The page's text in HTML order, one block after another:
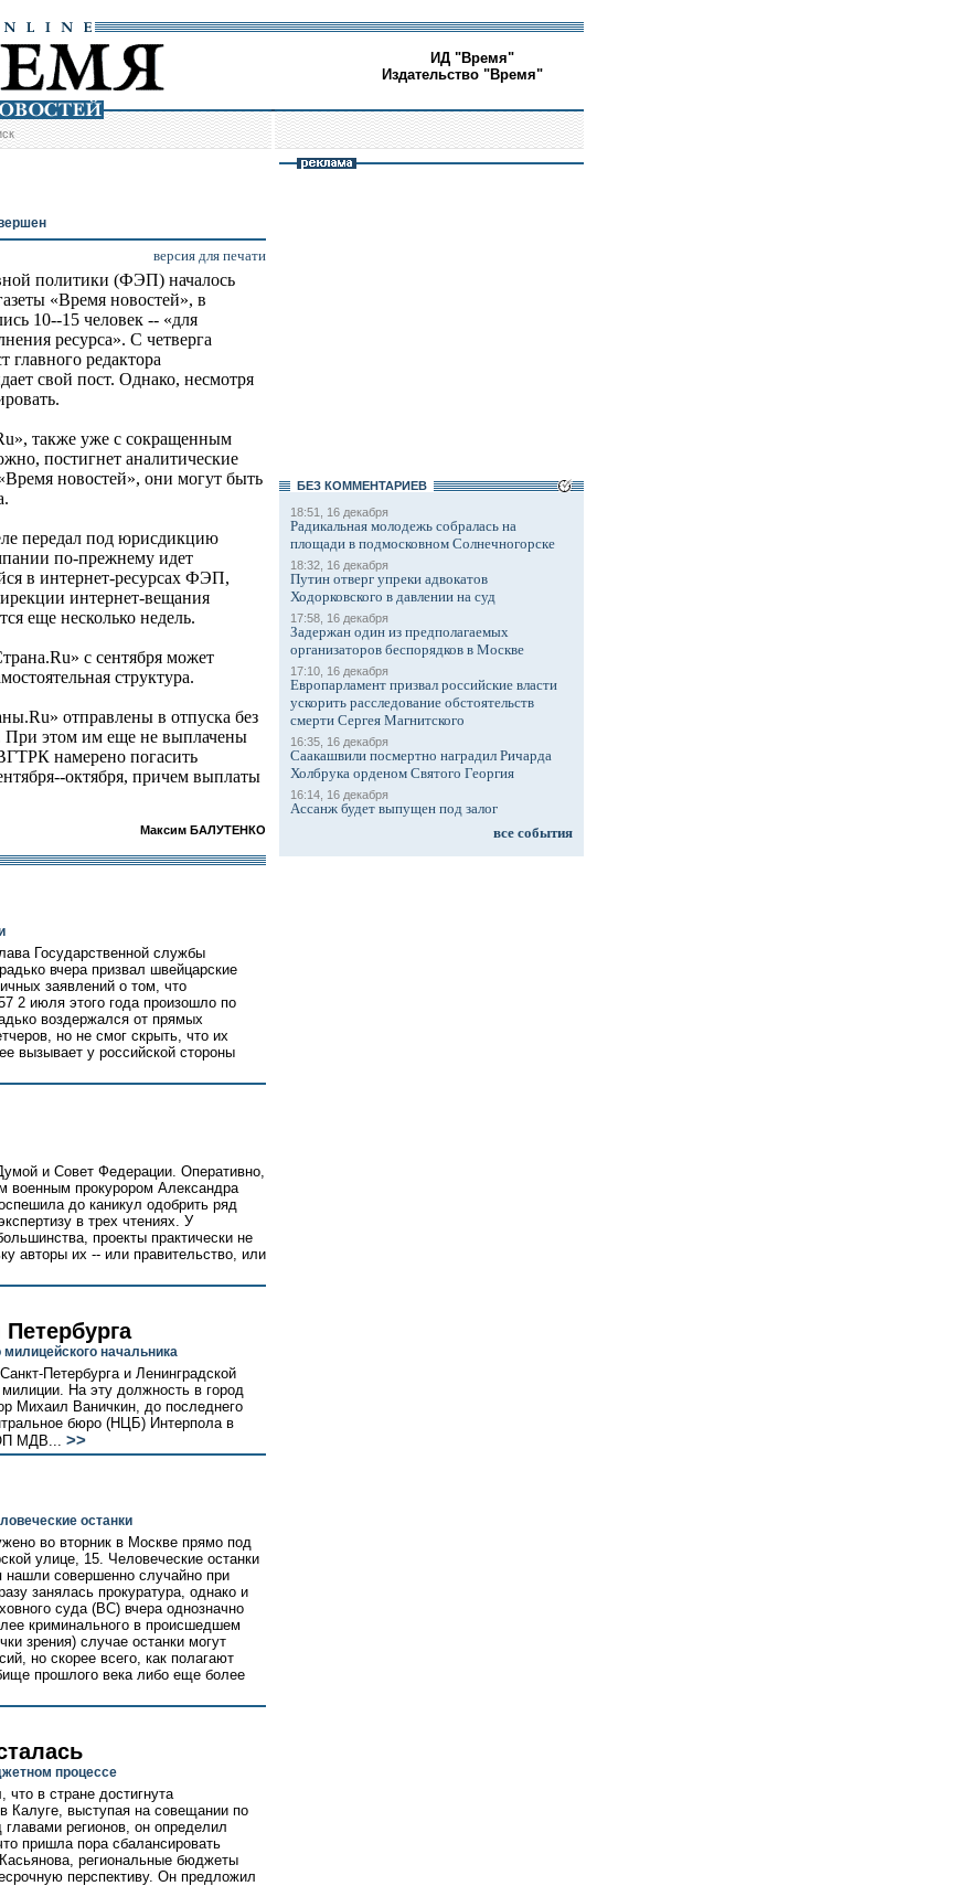
ИД "Время"
Издательство "Время"
версия для печати
политики (ФЭП) началось
«Время новостей», в
10--15 человек -- «для
ресурса». С четверга
редактора
свой пост. Однако, несмотря
также уже с сокращенным
постигнет аналитические
новостей», они могут быть
передал под юрисдикцию
по-прежнему идет
в интернет-ресурсах ФЭП,
интернет-вещания
еще несколько недель.
с сентября может
структура.
отправлены в отпуска без
При этом им еще не выплачены
намерено погасить
октября, причем выплаты
Максим БАЛУТЕНКО
Государственной службы
вчера призвал швейцарские
заявлений о том, что
2 июля этого года произошло по
воздержался от прямых
но не смог скрыть, что их
вызывает у российской стороны
и Совет Федерации. Оперативно,
военным прокурором Александра
до каникул одобрить ряд
в трех чтениях. У
проекты практически не
авторы их -- или правительство, или
начальника
Петербурга и Ленинградской
На эту должность в город
Михаил Ваничкин, до последнего
бюро (НЦБ) Интерпола в
МДВ... >>
останки
во вторник в Москве прямо под
улице, 15. Человеческие останки
нашли совершенно случайно при
занялась прокуратура, однако и
суда (ВС) вчера однозначно
криминального в происшедшем
зрения) случае останки могут
но скорее всего, как полагают
прошлого века либо еще более
процессе
в стране достигнута
Калуге, выступая на совещании по
регионов, он определил
пришла пора сбалансировать
региональные бюджеты
перспективу. Он предложил
БЕЗ КОМMЕНТАРИЕВ
18:51, 16 декабря
Радикальная молодежь собралась на
площади в подмосковном Солнечногорске
18:32, 16 декабря
Путин отверг упреки адвокатов
Ходорковского в давлении на суд
17:58, 16 декабря
Задержан один из предполагаемых
организаторов беспорядков в Москве
17:10, 16 декабря
Европарламент призвал российские власти
ускорить расследование обстоятельств
смерти Сергея Магнитского
16:35, 16 декабря
Саакашвили посмертно наградил Ричарда
Холбрука орденом Святого Георгия
16:14, 16 декабря
Ассанж будет выпущен под залог
все события